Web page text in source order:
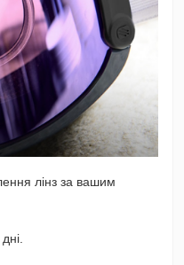
лінз за вашим